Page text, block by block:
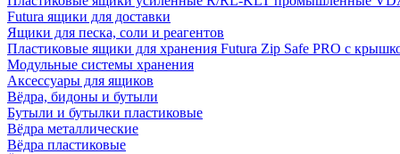
Futura ящики для доставки
Ящики для песка, соли и реагентов
Пластиковые ящики для хранения Futura Zip Safe PRO с
Модульные системы хранения
Аксессуары для ящиков
Вёдра, бидоны и бутыли
Бутыли и бутылки пластиковые
Вёдра металлические
Вёдра пластиковые